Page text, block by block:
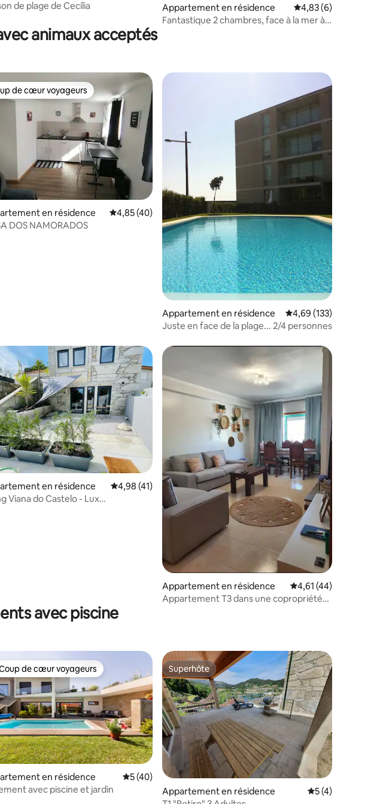
sur la base de 4 commentaires : 4,5 sur 5
de plage de Cecília
Appartement en résidence Évaluation moyenne
4,83 (6)
Fantastique 2 chambres, face à la mer à
animaux acceptés
5
sur la base de 33 commentaires : 4,79 sur 5
de cœur voyageurs
de cœur voyageurs
en résidence Évaluation moyenne sur la base de 40 commentaires : 4,85 sur 5
4,85 (40)
DOS NAMORADOS
Appartement en résidence Évaluation moyenne
4,69 (133)
Juste en face de la plage... 2/4 personnes
5
sur la base de 19 commentaires : 4 sur 5
en résidence Évaluation moyenne sur la base de 41 commentaires : 4,98 sur 5
4,98 (41)
Viana do Castelo - Lux
Appartement en résidence Évaluation moyenne
4,61 (44)
Appartement T3 dans une copropriété
avec piscine
5
sur la base de 22 commentaires : 5 sur 5
de cœur voyageurs les plus appréciés
de cœur voyageurs
en résidence Évaluation moyenne sur la base de 40 commentaires : 5 sur 5
5 (40)
avec piscine et jardin
Superhôte
Superhôte
Appartement en résidence Évaluation
5 (4)